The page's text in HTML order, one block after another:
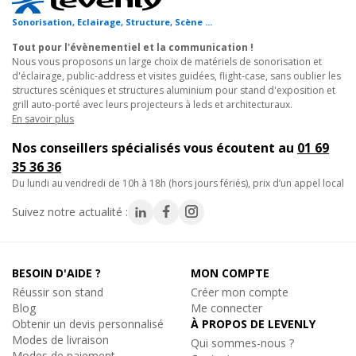
salle de spectacle avec un grill technique fiable.
- Installez un stand d'exposition compact et structuré lors d'un
salon professionnel.
- Mettez en valeur vos produits dans un showroom avec un grill
de scène discret et stable.
- Réalisez une structure grill temporaire pour un lancement de
produit ou une démonstration en magasin.
Le grill structure 3 x 3 x H2.5 est composé d'une structure
aluminium triangulaire avec finition brute, assurant résistance,
légèreté et longévité. Il mesure 3 mètres de long, 3 mètres de
large et 2,5 mètres de hauteur. Ce grill technique est idéal pour
- Structure alu triangulaire CONTEST
- Dimensions du grill (L x l x h): 3 x 3 x 2.5m
- Engagement pièces détachées : 5 ans(décret n°2014-
1482)
En savoir plus
Contestage
EM29-B3, Embase structure alu triangulaire
4 x Base carrée légère structure alu 290mm
Réf. 04373
En savoir plus
Sonorisation, Eclairage, Structure, Scène ...
Tout pour l'évènementiel et la communication !
Nous vous proposons un large choix de matériels de sonorisation et
d'éclairage, public-address et visites guidées, flight-case, sans oublier les
structures scéniques et structures aluminium pour stand d'exposition et
grill auto-porté avec leurs projecteurs à leds et architecturaux.
En savoir plus
Nos conseillers spécialisés vous écoutent au 01 69
35 36 36
du lundi au vendredi de 10h à 18h (hors jours fériés), prix d’un appel local
Suivez notre actualité :
BESOIN D'AIDE ?
Réussir son stand
Blog
Obtenir un devis personnalisé
Modes de livraison
MON COMPTE
Créer mon compte
Me connecter
À PROPOS DE LEVENLY
Qui sommes-nous ?